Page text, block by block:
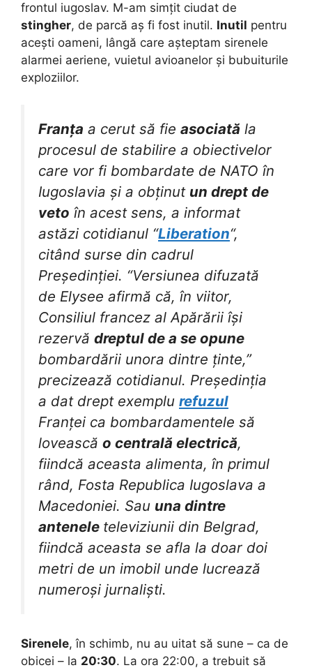
frontul iugoslav. M-am simțit ciudat de
stingher, de parcă aș fi fost inutil. Inutil pentru
acești oameni, lângă care așteptam sirenele
alarmei aeriene, vuietul avioanelor și bubuiturile
exploziilor.
Franța a cerut să fie asociată la
procesul de stabilire a obiectivelor
care vor fi bombardate de NATO în
Iugoslavia și a obținut un drept de
veto în acest sens, a informat
astăzi cotidianul “Liberation“,
citând surse din cadrul
Președinției. “Versiunea difuzată
de Elysee afirmă că, în viitor,
Consiliul francez al Apărării își
rezervă dreptul de a se opune
bombardării unora dintre ținte,”
precizează cotidianul. Președinția
a dat drept exemplu refuzul
Franței ca bombardamentele să
lovească o centrală electrică,
fiindcă aceasta alimenta, în primul
rând, Fosta Republica Iugoslava a
Macedoniei. Sau una dintre
antenele televiziunii din Belgrad,
fiindcă aceasta se afla la doar doi
metri de un imobil unde lucrează
numeroși jurnaliști.
Sirenele, în schimb, nu au uitat să sune – ca de
obicei – la 20:30. La ora 22:00, a trebuit să